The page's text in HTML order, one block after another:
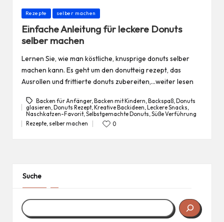
Posted
Rezepte selber machen
Einfache Anleitung für leckere Donuts
selber machen
Lernen Sie, wie man köstliche, knusprige donuts selber
machen kann. Es geht um den donutteig rezept, das
Ausrollen und frittierte donuts zubereiten,…weiter lesen
Tags:
Backen für Anfänger, Backen mit Kindern Backspaß, Donuts
glasieren Donuts Rezept, Kreative Backideen Leckere Snacks
Naschkatzen-Favorit, Selbstgemachte Donuts Süße Verführung
Posted
Rezepte, selber machen 0
Suche